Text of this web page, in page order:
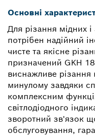
Основні
Для різання мідних
потрібен надійний
чисте та якісне
призначений GKH
виснажливе
минулому завдяки
комплексним
світлодіодного
зворотний зв'язок
обслуговування,